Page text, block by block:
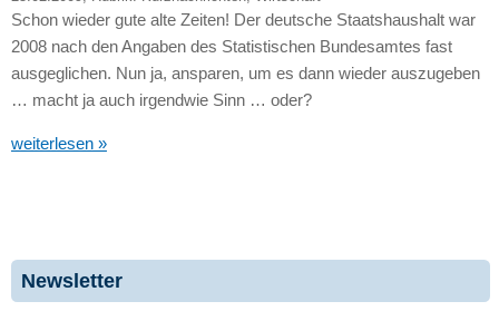
Schon wieder gute alte Zeiten! Der deutsche Staatshaushalt war
2008 nach den Angaben des Statistischen Bundesamtes fast
ausgeglichen. Nun ja, ansparen, um es dann wieder auszugeben
… macht ja auch irgendwie Sinn … oder?
weiterlesen »
Newsletter